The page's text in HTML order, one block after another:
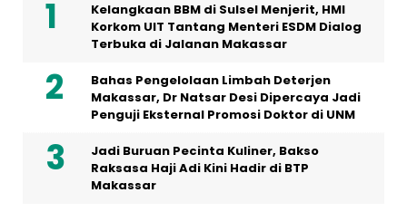
Kelangkaan BBM di Sulsel Menjerit, HMI
Korkom UIT Tantang Menteri ESDM Dialog
Terbuka di Jalanan Makassar
Bahas Pengelolaan Limbah Deterjen
Makassar, Dr Natsar Desi Dipercaya Jadi
Penguji Eksternal Promosi Doktor di UNM
Jadi Buruan Pecinta Kuliner, Bakso
Raksasa Haji Adi Kini Hadir di BTP
Makassar